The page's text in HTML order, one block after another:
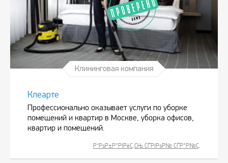
Клининговая компания
Клеарте
Профессионально оказывает услуги по уборке
помещений и квартир в Москве, уборка офисов,
квартир и помещений.
Р”РѕР±Р°РІРёС‚СЊ СЃРІРѕР№ СЃР°Р№С‚